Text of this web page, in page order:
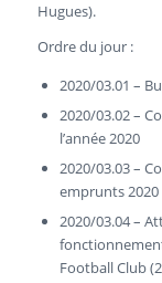
Hugues).
Ordre du jour :
2020/03.01 –
2020/03.02 –
l’année 2020
2020/03.03 –
emprunts 2020
2020/03.04 –
Football Club